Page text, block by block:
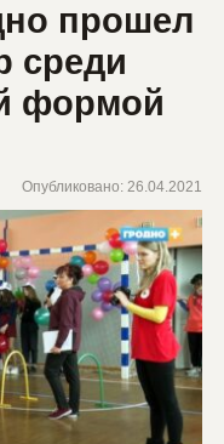
прошел
среди
формой
Опубликовано: 26.04.2021